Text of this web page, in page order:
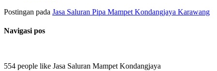
Postingan pada Jasa Saluran Pipa Mampet Kondangjaya Karawang
Navigasi pos
554 people like Jasa Saluran Mampet Kondangjaya